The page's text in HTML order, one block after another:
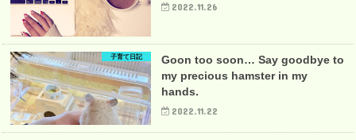
2022.11.26
子育て日記
Goon too soon… Say goodbye to
my precious hamster in my
hands.
2022.11.22